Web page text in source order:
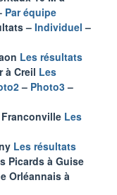
Par équipe
– Individuel –
Les résultats
à Creil Les
– Photo3–
Les
Les résultats
Picards à Guise
Orléannais à